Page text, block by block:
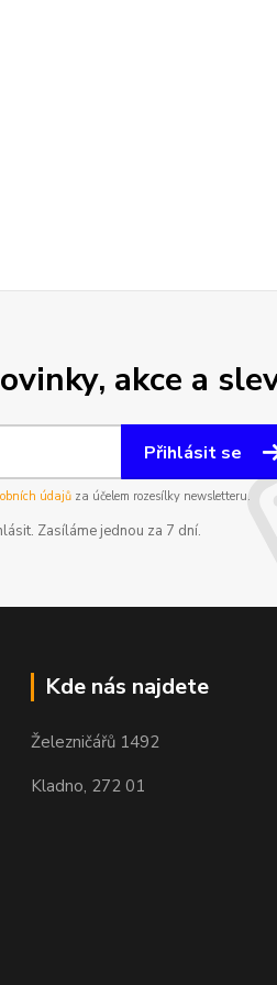
akce a
Přihlásit se
údajůza účelem rozesílky newsletteru.
Zasíláme jednou za 7 dní.
Kde nás najdete
Železničářů 1492
Kladno, 272 01